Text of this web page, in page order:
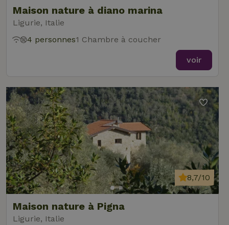
Maison nature à diano marina
Ligurie, Italie
4 personnes1 Chambre à coucher
voir
Maison nature à Pigna
Ligurie, Italie
8,7/10